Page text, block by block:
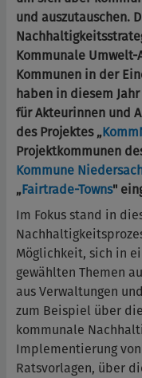
und auszutauschen.
Kommunale
Kommunen in der
haben in diesem
für Akteurinnen und
des Projektes „
Projektkommunen
Kommune
„Fairtrade-Towns"
Im Fokus stand in
Möglichkeit, sich in
gewählten Themen
aus Verwaltungen
zum Beispiel über
kommunale
Implementierung
Ratsvorlagen, über